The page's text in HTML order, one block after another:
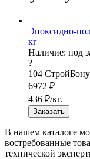
Эпоксидно-
кг
Наличие: под
?
104
6972 ₽
436 ₽/кг.
Заказать
В нашем каталоге
востребованные
технической